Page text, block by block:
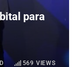
para
569 VIEWS